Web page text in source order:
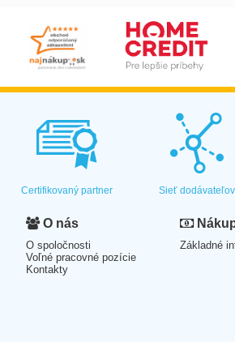
Certifikovaný partner Sieť dodávateľov
O nás
O spoločnosti
Voľné pracovné pozície
Kontakty
Základné